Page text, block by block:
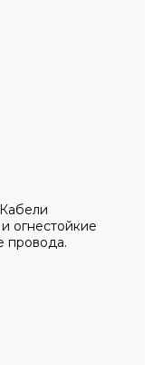
огнестойкие
провода.